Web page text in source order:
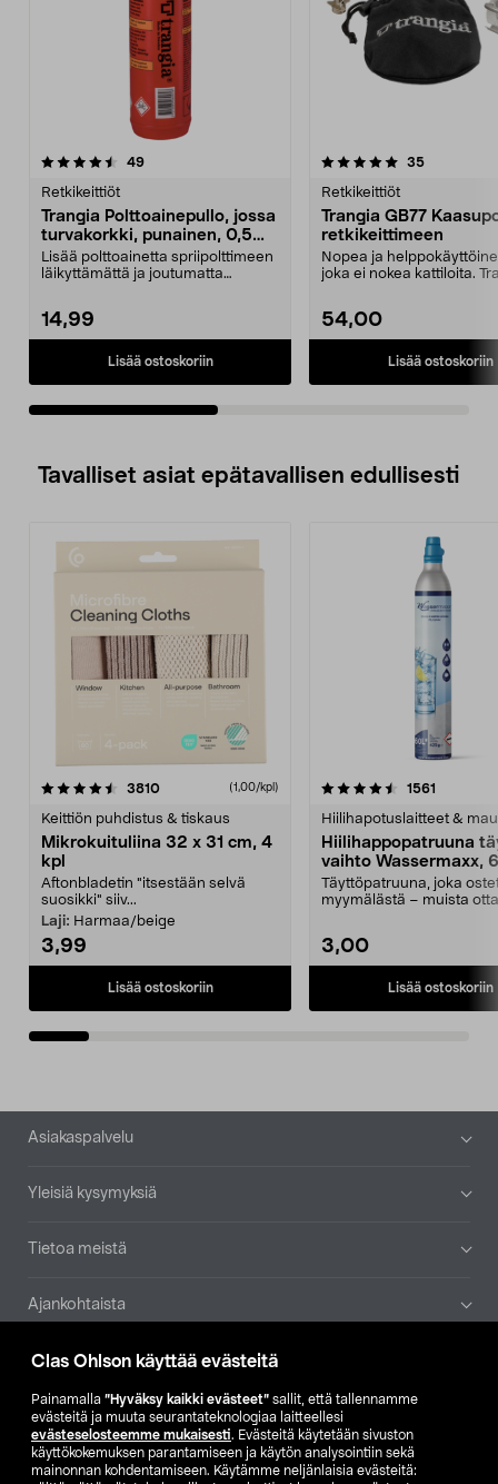
Clas Ohlson käyttää evästeitä
Painamalla ”Hyväksy kaikki evästeet” sallit, että tallennamme
evästeitä ja muuta seurantateknologiaa laitteellesi
evästeselosteemme mukaisesti. Evästeitä käytetään sivuston
käyttökokemuksen parantamiseen ja käytön analysointiin sekä
mainonnan kohdentamiseen. Käytämme neljänlaisia evästeitä:
49arvostelut
Retkikeittiöt
Trangia Polttoainepullo, jossa
turvakorkki, punainen, 0,5
litraa
Lisää polttoainetta spriipolttimeen
läikyttämättä ja joutumatta
14,99
Lisää ostoskoriin
5.0viidestä
35arvostelut
Retkikeittiöt
Trangia GB77
retkikeittimeen
Nopea ja
joka ei nokea kattiloita.
54,00
Lisää ostoskoriin
5.0viidestä
Tavalliset asiat epätavallisen edullisesti
3810arvostelut (1,00/kpl)
Keittiön puhdistus & tiskaus
Mikrokuituliina 32 x 31 cm, 4
kpl
Aftonbladetin "itsestään selvä
suosikki" siiv...
Laji: Harmaa/beige
3,99
Lisää ostoskoriin
4.5viidestä
1561
Hiilihapotuslaitteet &
Hiilihappopatruuna
vaihto Wassermaxx,
Täyttöpatruuna, joka
myymälästä – muista
3,00
Lisää ostoskoriin
4.5viidestä
Alatunniste
Asiakaspalvelu
Yleisiä kysymyksiä
Tietoa meistä
Ajankohtaista
Muut yrityksemme
Etsi myymälä
SE NO FI